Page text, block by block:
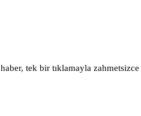
tek bir tıklamayla